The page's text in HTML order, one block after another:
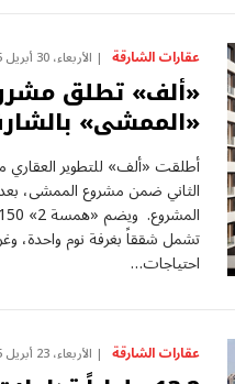
عقارات الشارقة الأربعاء، 30 أبريل 2025
«ألف» تطلق
«الممشى»
الثاني ضمن مشروع الممشى،
تشمل شققاً بغرفة نوم واحدة،
احتياجات…
عقارات الشارقة الأربعاء، 23 أبريل 2025